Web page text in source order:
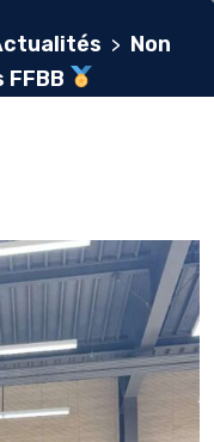
> Non
FFBB